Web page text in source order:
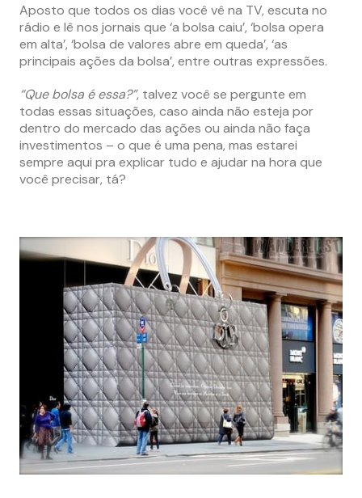
Aposto que todos os dias você vê na TV, escuta no
rádio e lê nos jornais que ‘a bolsa caiu’, ‘bolsa opera
em alta’, ‘bolsa de valores abre em queda’, ‘as
principais ações da bolsa’, entre outras expressões.
“Que bolsa é essa?”, talvez você se pergunte em
todas essas situações, caso ainda não esteja por
dentro do mercado das ações ou ainda não faça
investimentos – o que é uma pena, mas estarei
sempre aqui pra explicar tudo e ajudar na hora que
você precisar, tá?